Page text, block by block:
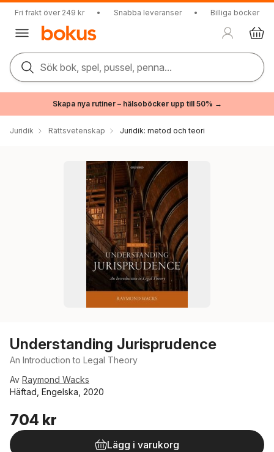
Fri frakt över 249 kr • Snabba leveranser • Billiga böcker
Sök bok, spel, pussel, penna...
Skapa nya rutiner – hälsoböcker upp till 50% →
Juridik Rättsvetenskap Juridik: metod och teori
Understanding Jurisprudence
An Introduction to Legal Theory
Av Raymond Wacks
Häftad, Engelska, 2020
704 kr
Lägg i varukorg